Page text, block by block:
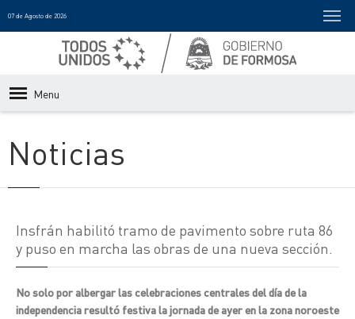
07 de Agosto de 2026
Menu
Noticias
Insfrán habilitó tramo de pavimento sobre ruta 86
y puso en marcha las obras de una nueva sección.
No solo por albergar las celebraciones centrales del día de la
independencia resultó festiva la jornada de ayer en la zona noroeste